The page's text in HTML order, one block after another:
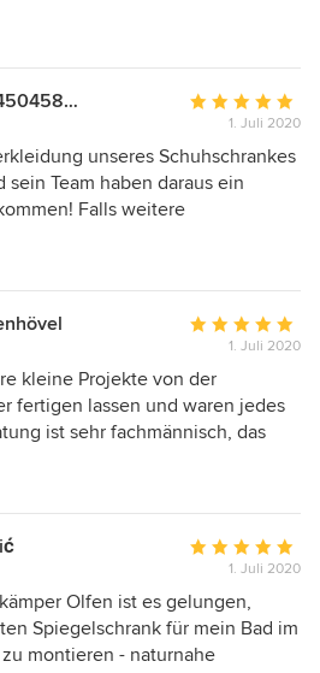
Houzz-Nutzer 445045839
Bewertung:
5
von
1. Juli 2020
unseres Schuhschrankes
Team haben daraus ein
Falls weitere
Langenkämper kann ich nur
Bewertung:
5
von
5
1. Juli 2020
kleine Projekte von der
fertigen lassen und waren jedes
ist sehr fachmännisch, das
in unser Budget. Festgelegte
Eine Tischlerei die sehr zu
Bewertung:
5
von
5
1. Juli 2020
Olfen ist es gelungen,
Spiegelschrank für mein Bad im
montieren - naturnahe